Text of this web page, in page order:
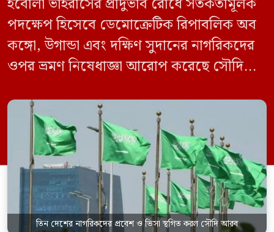
পদক্ষেপ হিসেবে ডেমোক্রেটিক রিপাবলিক অব
কঙ্গো, উগান্ডা এবং দক্ষিণ সুদানের নাগরিকদের
ওপর ভ্রমণ নিষেধাজ্ঞা আরোপ করেছে সৌদি
যেকোনো ভ্রমণকারীর জন্য ভিসা ইস্যু এবং
সৌদিতে প্রবেশ সাময়িকভাবে স্থগিত করা
হয়েছে। সৌদি প্রেস এজেন্সি (এসপিএ)
জানিয়েছে, এই নিষেধাজ্ঞা শুধুমাত্র সরাসরি ওই
তিন দেশ থেকে […]
তিন দেশের নাগরিকদের প্রবেশ ও ভিসা স্থগিত করল সৌদি আরব